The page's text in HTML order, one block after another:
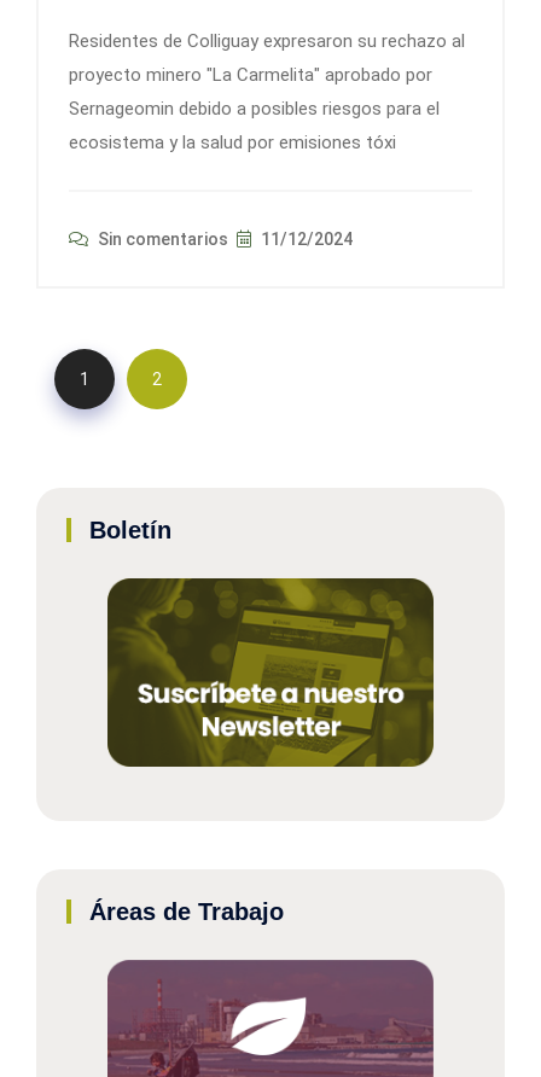
Residentes de Colliguay expresaron su rechazo al
proyecto minero "La Carmelita" aprobado por
Sernageomin debido a posibles riesgos para el
ecosistema y la salud por emisiones tóxi
Sin comentarios 11/12/2024
1 2
Boletín
Áreas de Trabajo